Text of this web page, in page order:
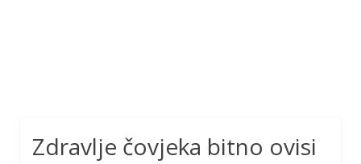
Zdravlje čovjeka bitno ovisi